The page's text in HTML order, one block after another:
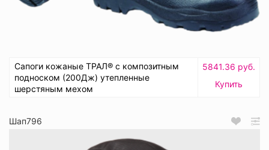
Сапоги кожаные ТРАЛ® с композитным
подноском (200Дж) утепленные
шерстяным мехом
5841.36 руб.
Купить
Шап796